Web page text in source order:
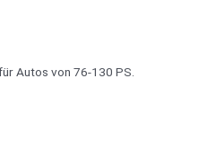
Autos von 76-130 PS.